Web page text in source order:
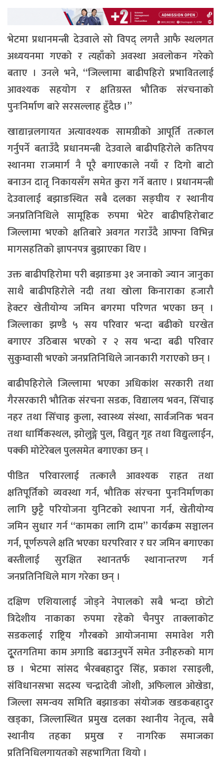
भेटमा प्रधानमन्त्री देउवाले सो विपद् लगत्तै आफै स्थलगत
अध्ययनमा गएको र त्यहाँको अवस्था अवलोकन गरेको
बताए । उनले भने, “जिल्लामा बाढीपहिरो प्रभावितलाई
आवश्यक सहयोग र क्षतिग्रस्त भौतिक संरचनाको
पुनःनिर्माण बारे सरसल्लाह हुँदैछ ।”
खाद्यान्नलगायत अत्यावश्यक सामग्रीको आपूर्ति तत्काल
गर्नुपर्ने बताउँदै प्रधानमन्त्री देउवाले बाढीपहिरोले कतिपय
स्थानमा राजमार्ग नै पूरै बगाएकाले नयाँ र दिगो बाटो
बनाउन दातृ निकायसँग समेत कुरा गर्ने बताए । प्रधानमन्त्री
देउवालाई बझाङस्थित सबै दलका सङ्घीय र स्थानीय
जनप्रतिनिधिले सामूहिक रुपमा भेटेर बाढीपहिरोबाट
जिल्लामा भएको क्षतिबारे अवगत गराउँदै आफ्ना विभिन्न
मागसहतिको ज्ञापनपत्र बुझाएका थिए ।
उक्त बाढीपहिरोमा परी बझाङमा ३१ जनाको ज्यान जानुका
साथै बाढीपहिरोले नदी तथा खोला किनाराका हजारौ
हेक्टर खेतीयोग्य जमिन बगरमा परिणत भएका छन् ।
जिल्लाका झण्डै ५ सय परिवार भन्दा बढीको घरखेत
बगाएर उठिबास भएको र २ सय भन्दा बढी परिवार
सुकुम्वासी भएको जनप्रतिनिधिले जानकारी गराएको छन् ।
बाढीपहिरोले जिल्लामा भएका अधिकांश सरकारी तथा
गैरसरकारी भौतिक संरचना सडक, विद्यालय भवन, सिँचाइ
नहर तथा सिँचाइ कुला, स्वास्थ्य संस्था, सार्वजनिक भवन
तथा धार्मिकस्थल, झोलुङ्गे पुल, विद्युत् गृह तथा विद्युत्लाईन,
पक्की मोटेरेबल पुलसमेत बगाएका छन् ।
पीडित परिवारलाई तत्कालै आवश्यक राहत तथा
क्षतिपूर्तिको व्यवस्था गर्न, भौतिक संरचना पुनःनिर्माणका
लागि छुट्टै परियोजना युनिटको स्थापना गर्न, खेतीयोग्य
जमिन सुधार गर्न “कामका लागि दाम” कार्यक्रम सञ्चालन
गर्न, पूर्णरुपले क्षति भएका घरपरिवार र घर जमिन बगाएका
बस्तीलाई सुरक्षित स्थानतर्फ स्थानान्तरण गर्न
जनप्रतिनिधिले माग गरेका छन् ।
दक्षिण एशियालाई जोड्ने नेपालको सबै भन्दा छोटो
त्रिदेशीय नाकाका रुपमा रहेको चैनपुर ताक्लाकोट
सडकलाई राष्ट्रिय गौरबको आयोजनामा समावेश गरी
दू्रतगतिमा काम अगाडि बढाउनुपर्ने समेत उनीहरुको माग
छ । भेटमा सांसद भैरबबहादुर सिंह, प्रकाश रसाइली,
संविधानसभा सदस्य चन्द्रादेवी जोशी, अफिलाल ओखेडा,
जिल्ला समन्वय समिति बझाङका संयोजक खडकबहादुर
खड्का, जिल्लास्थित प्रमुख दलका स्थानीय नेतृत्व, सबै
स्थानीय तहका प्रमुख र नागरिक समाजका
प्रतिनिधिलगायतको सहभागिता थियो ।